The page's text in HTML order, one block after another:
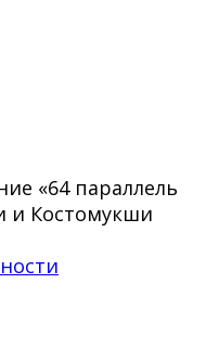
«64 параллель
и Костомукши